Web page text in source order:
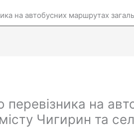
на автобусних маршрутах
на
Чигирин та